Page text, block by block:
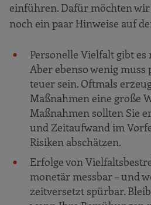
Bindungsbedarf
Erfolge prüfen
Vielfalt = Chefsache
einführen. Dafür möchten
noch ein paar Hinweise auf
Personelle Vielfalt gibt
Aber ebenso wenig
teuer sein. Oftmals
Maßnahmen eine große
Maßnahmen sollten Sie
und Zeitaufwand im
Risiken abschätzen.
Erfolge von
monetär messbar – und
zeitversetzt spürbar.